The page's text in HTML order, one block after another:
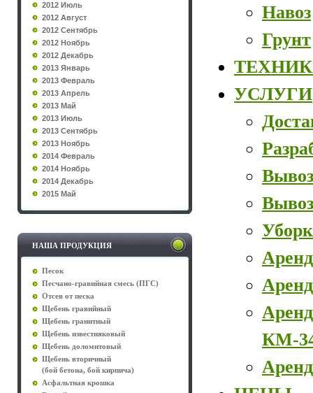
2012 Июль
2012 Август
2012 Сентябрь
2012 Ноябрь
2012 Декабрь
2013 Январь
2013 Февраль
2013 Апрель
2013 Май
2013 Июль
2013 Сентябрь
2013 Ноябрь
2014 Февраль
2014 Ноябрь
2014 Декабрь
2015 Май
НАША ПРОДУКЦИЯ
Песок
Песчано-гравийная смесь (ПГС)
Отсев от песка
Щебень гравийный
Щебень гранитный
Щебень известняковый
Щебень доломитовый
Щебень вторичный
(бой бетона, бой кирпича)
Асфальтная крошка
Навоз
Грунт
УСЛУГИ
КМ-